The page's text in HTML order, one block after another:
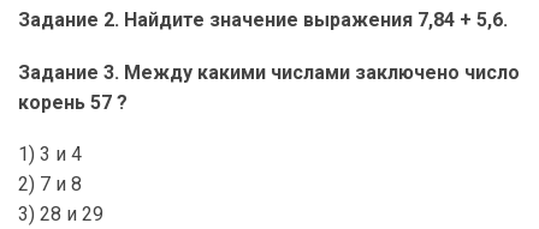
Задание 2. Найдите значение выражения 7,84 + 5,6.
Задание 3. Между какими числами заключено число
корень 57 ?
1) 3 и 4
2) 7 и 8
3) 28 и 29